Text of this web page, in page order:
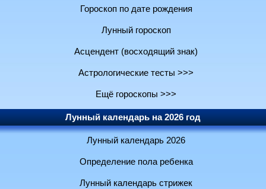
Гороскоп по дате рождения
Лунный гороскоп
Асцендент (восходящий знак)
Астрологические тесты >>>
Ещё гороскопы >>>
Лунный календарь на 2026 год
Лунный календарь 2026
Определение пола ребенка
Лунный календарь стрижек